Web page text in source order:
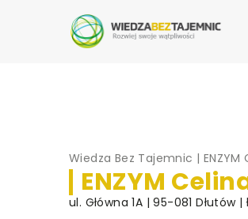
Wiedza Bez Tajemnic |
ENZYM
ul. Główna 1A | 95-081 Dłutów |